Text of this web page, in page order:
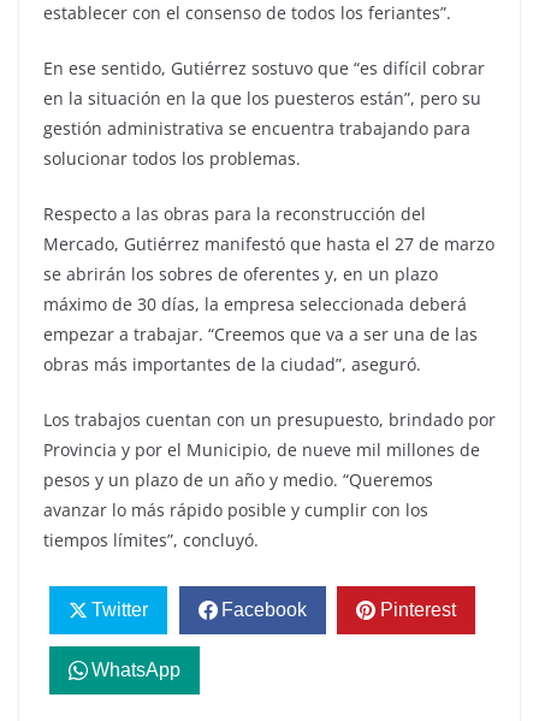
establecer con el consenso de todos los feriantes”.
En ese sentido, Gutiérrez sostuvo que “es difícil cobrar
en la situación en la que los puesteros están”, pero su
gestión administrativa se encuentra trabajando para
solucionar todos los problemas.
Respecto a las obras para la reconstrucción del
Mercado, Gutiérrez manifestó que hasta el 27 de marzo
se abrirán los sobres de oferentes y, en un plazo
máximo de 30 días, la empresa seleccionada deberá
empezar a trabajar. “Creemos que va a ser una de las
obras más importantes de la ciudad”, aseguró.
Los trabajos cuentan con un presupuesto, brindado por
Provincia y por el Municipio, de nueve mil millones de
pesos y un plazo de un año y medio. “Queremos
avanzar lo más rápido posible y cumplir con los
tiempos límites”, concluyó.
Twitter Facebook Pinterest
WhatsApp